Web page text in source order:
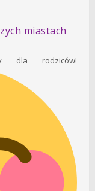
miastach
dla rodziców!